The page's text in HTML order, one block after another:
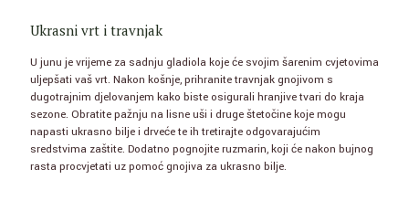
Ukrasni vrt i travnjak
U junu je vrijeme za sadnju gladiola koje će svojim šarenim cvjetovima
uljepšati vaš vrt. Nakon košnje, prihranite travnjak gnojivom s
dugotrajnim djelovanjem kako biste osigurali hranjive tvari do kraja
sezone. Obratite pažnju na lisne uši i druge štetočine koje mogu
napasti ukrasno bilje i drveće te ih tretirajte odgovarajućim
sredstvima zaštite. Dodatno pognojite ruzmarin, koji će nakon bujnog
rasta procvjetati uz pomoć gnojiva za ukrasno bilje.